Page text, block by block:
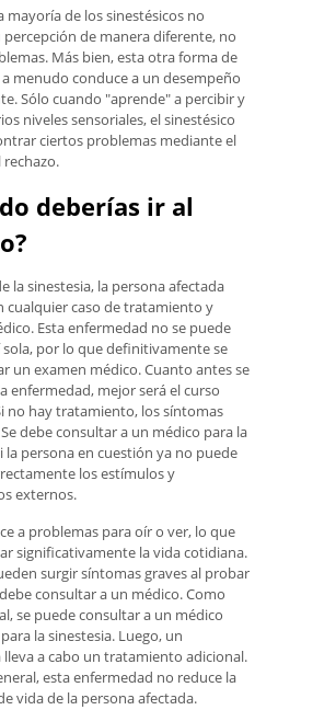
mayoría de los sinestésicos no
percepción de manera diferente, no
Más bien, esta otra forma de
menudo conduce a un desempeño
Sólo cuando "aprende" a percibir y
niveles sensoriales, el sinestésico
ciertos problemas mediante el
deberías ir al
la sinestesia, la persona afectada
cualquier caso de tratamiento y
Esta enfermedad no se puede
por lo que definitivamente se
un examen médico. Cuanto antes se
enfermedad, mejor será el curso
no hay tratamiento, los síntomas
debe consultar a un médico para la
la persona en cuestión ya no puede
los estímulos y
externos.
a problemas para oír o ver, lo que
significativamente la vida cotidiana.
surgir síntomas graves al probar
consultar a un médico. Como
se puede consultar a un médico
la sinestesia. Luego, un
lleva a cabo un tratamiento adicional.
esta enfermedad no reduce la
vida de la persona afectada.